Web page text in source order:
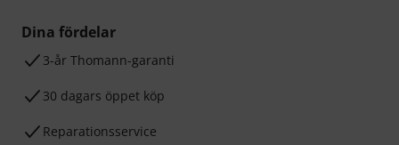
Dina fördelar
3-år Thomann-garanti
30 dagars öppet köp
Reparationsservice